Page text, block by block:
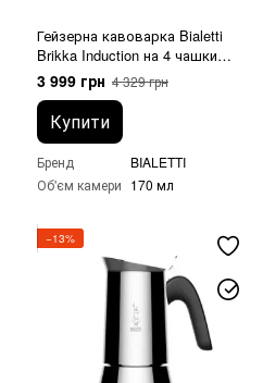
Гейзерна кавоварка Bialetti
Brikka Induction на 4 чашки
(170 мл)
3 999 грн 4 329 грн
Купити
Бренд
BIALETTI
Об'єм камери 170 мл
−13%